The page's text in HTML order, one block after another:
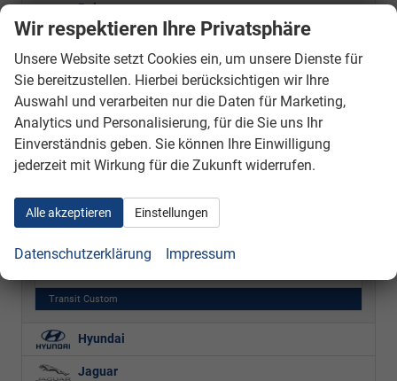
Baic
BMW
BYD
Cupra
Ford
EcoSport
Fiesta
Focus
Transit Custom
Hyundai
Jaguar
Wir respektieren Ihre Privatsphäre
Unsere Website setzt Cookies ein, um unsere Dienste für
Sie bereitzustellen. Hierbei berücksichtigen wir Ihre
Auswahl und verarbeiten nur die Daten für Marketing,
Analytics und Personalisierung, für die Sie uns Ihr
Einverständnis geben. Sie können Ihre Einwilligung
jederzeit mit Wirkung für die Zukunft widerrufen.
Alle akzeptieren Einstellungen
Datenschutzerklärung Impressum